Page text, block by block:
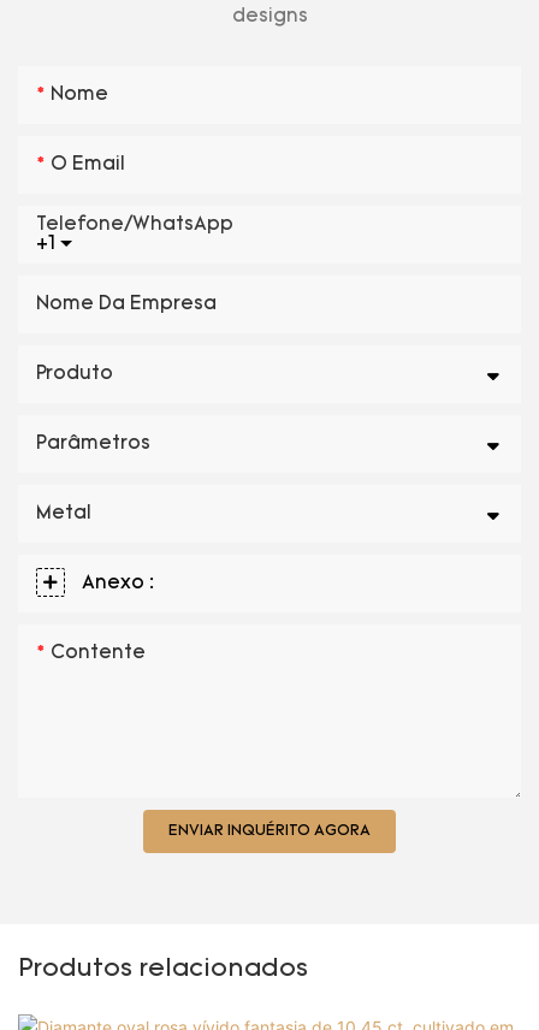
designs
Nome
O Email
+1
Telefone/WhatsApp
Nome Da Empresa
Produto
Parâmetros
Metal
Anexo :
Contente
ENVIAR INQUÉRITO AGORA
Produtos relacionados